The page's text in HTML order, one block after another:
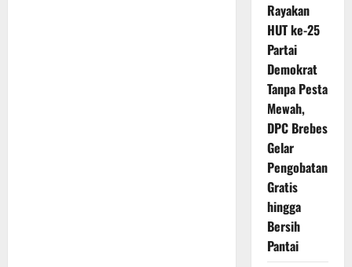
Rayakan
HUT ke-25
Partai
Demokrat
Tanpa Pesta
Mewah,
DPC Brebes
Gelar
Pengobatan
Gratis
hingga
Bersih
Pantai